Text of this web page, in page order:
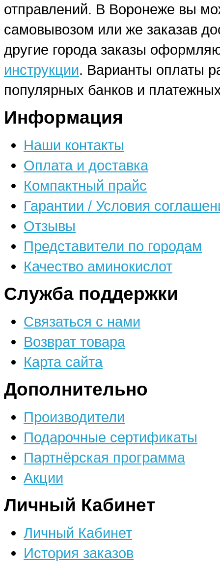
отправлений. В Воронеже вы
самовывозом или же заказав
другие города заказы
инструкции. Варианты оплаты
популярных банков и
Информация
Наши контакты
Оплата и доставка
Компактный прайс
Гарантии / Условия
Отзывы
Представители по городам
Качество аминокислот
Служба поддержки
Связаться с нами
Возврат товара
Карта сайта
Дополнительно
Производители
Подарочные сертификаты
Партнёрская программа
Акции
Личный Кабинет
Личный Кабинет
История заказов